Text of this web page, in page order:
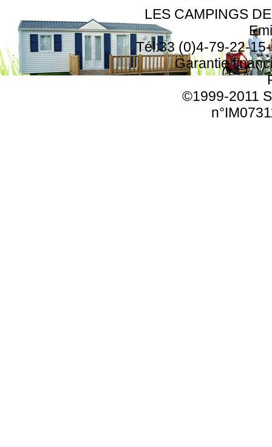
LES CAMPINGS
Tél:33 (0)4-79-22-
Garantie
©1999-2011